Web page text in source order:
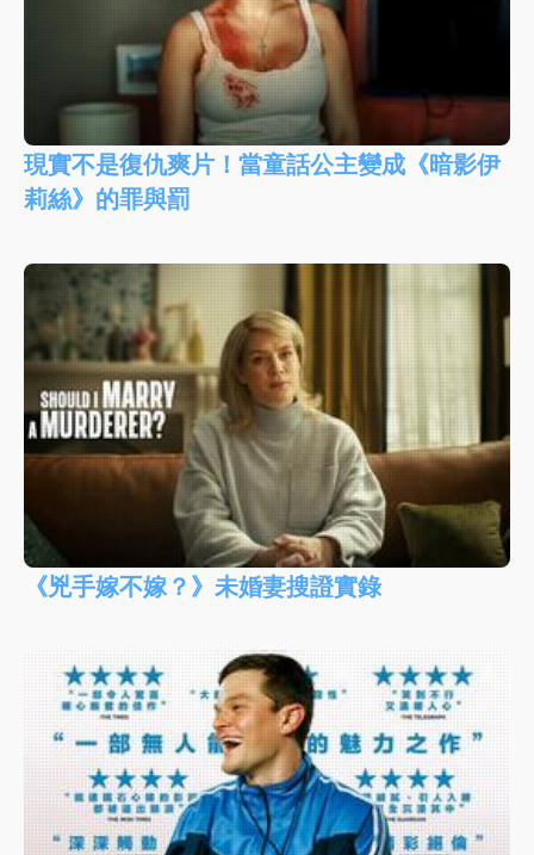
現實不是復仇爽片！當童話公主變成《暗影伊
莉絲》的罪與罰
《兇手嫁不嫁？》未婚妻搜證實錄